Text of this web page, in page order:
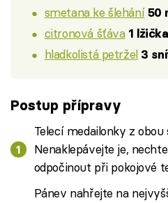
smetana ke šlehání 50
citronová šťáva 1 lžička
hladkolistá petržel 3
Postup přípravy
Telecí medailonky z
Nenaklepávejte je,
odpočinout při pokojové
Pánev nahřejte na